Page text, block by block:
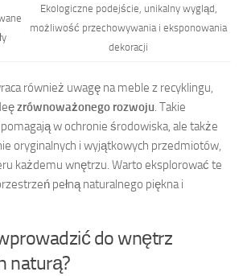
Ekologiczne podejście, unikalny wygląd,
możliwość przechowywania i eksponowania
dekoracji
również uwagę na meble z recyklingu,
zrównoważonego rozwoju. Takie
w ochronie środowiska, ale także
oryginalnych i wyjątkowych przedmiotów,
każdemu wnętrzu. Warto eksplorować te
pełną naturalnego piękna i
do wnętrz
naturą?